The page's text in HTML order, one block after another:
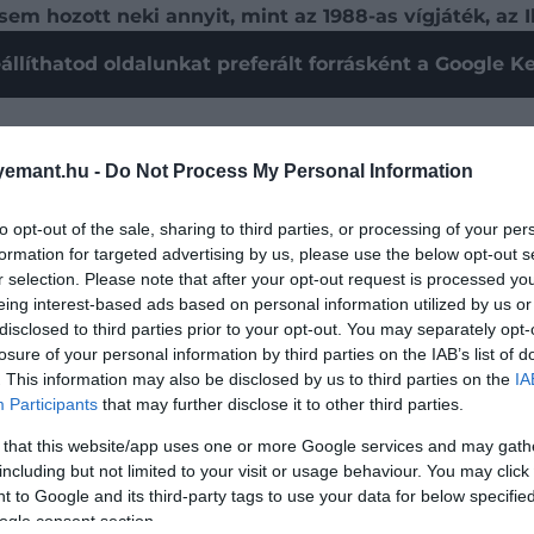
- Do Not Process My Personal Information
opt-out of the sale, sharing to third parties, or processing of your
for targeted advertising by us, please use the below opt-out
selection. Please note that after your opt-out request is processed
interest-based ads based on personal information utilized by us
to third parties prior to your opt-out. You may separately
of your personal information by third parties on the IAB’s list of
This information may also be disclosed by us to third parties on the
Participants that may further disclose it to other third parties.
that this website/app uses one or more Google services and may
but not limited to your visit or usage behaviour. You may
to Google and its third-party tags to use your data for below
consent section.
hozott neki annyit, mint az 1988-as vígjáték, az
oldalunkat preferált forrásként a Google
Happens Live-ban árulta el, hogy karrierje során az